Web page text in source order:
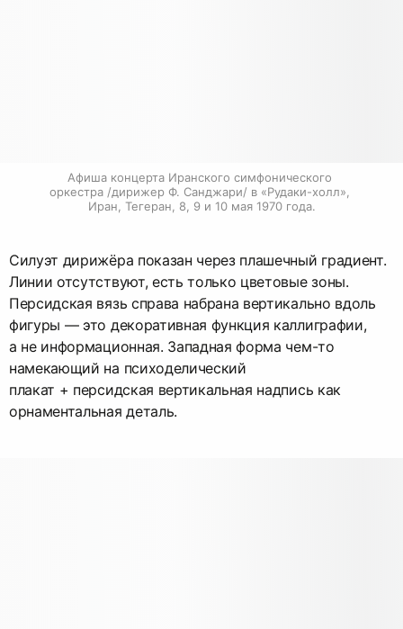
Афиша концерта Иранского симфонического
оркестра /дирижер Ф. Санджари/ в «Рудаки-холл»,
Иран, Тегеран, 8, 9 и 10 мая 1970 года.
Силуэт дирижёра показан через плашечный градиент.
Линии отсутствуют, есть только цветовые зоны.
Персидская вязь справа набрана вертикально вдоль
фигуры — это декоративная функция каллиграфии,
а не информационная. Западная форма чем-то
намекающий на психоделический
плакат + персидская вертикальная надпись как
орнаментальная деталь.